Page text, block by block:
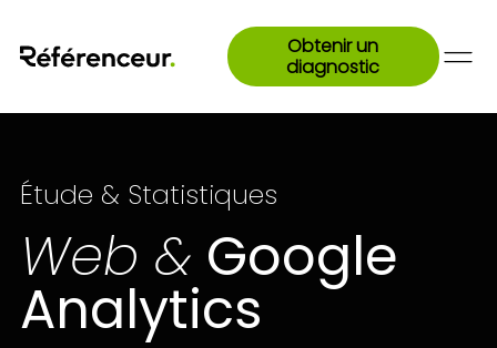
Obtenir un
diagnostic
Étude & Statistiques
Web & Google
Analytics